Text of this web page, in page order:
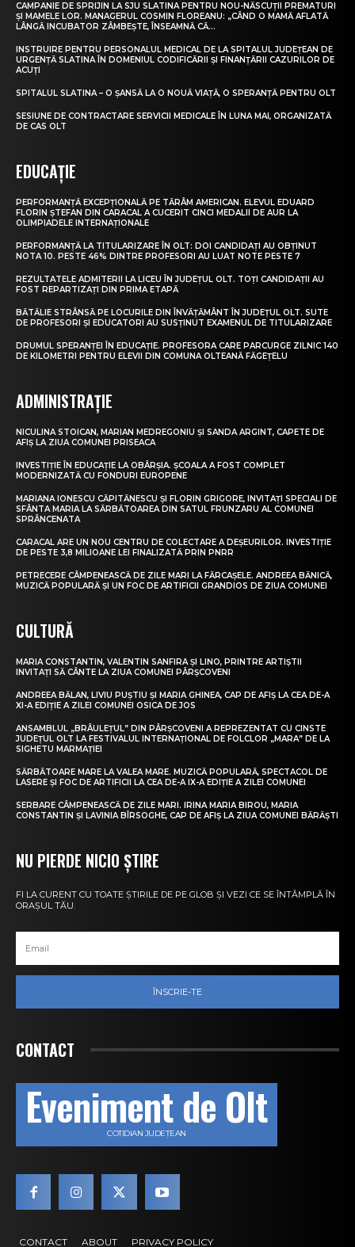
CAMPANIE DE SPRIJIN LA SJU SLATINA PENTRU NOU-NĂSCUȚII PREMATURI
ȘI MAMELE LOR. MANAGERUL COSMIN FLOREANU: „CÂND O MAMĂ AFLATĂ
LÂNGĂ INCUBATOR ZÂMBEȘTE, ÎNSEAMNĂ CĂ...
INSTRUIRE PENTRU PERSONALUL MEDICAL DE LA SPITALUL JUDEȚEAN DE
URGENȚĂ SLATINA ÎN DOMENIUL CODIFICĂRII ȘI FINANȚĂRII CAZURILOR DE
ACUȚI
SPITALUL SLATINA – O ȘANSĂ LA O NOUĂ VIAȚĂ, O SPERANȚĂ PENTRU OLT
SESIUNE DE CONTRACTARE SERVICII MEDICALE ÎN LUNA MAI, ORGANIZATĂ
DE CAS OLT
EDUCAȚIE
PERFORMANȚĂ EXCEPȚIONALĂ PE TĂRÂM AMERICAN. ELEVUL EDUARD
FLORIN ȘTEFAN DIN CARACAL A CUCERIT CINCI MEDALII DE AUR LA
OLIMPIADELE INTERNAȚIONALE
PERFORMANȚĂ LA TITULARIZARE ÎN OLT: DOI CANDIDAȚI AU OBȚINUT
NOTA 10. PESTE 46% DINTRE PROFESORI AU LUAT NOTE PESTE 7
REZULTATELE ADMITERII LA LICEU ÎN JUDEȚUL OLT. TOȚI CANDIDAȚII AU
FOST REPARTIZAȚI DIN PRIMA ETAPĂ
BĂTĂLIE STRÂNSĂ PE LOCURILE DIN ÎNVĂȚĂMÂNT ÎN JUDEȚUL OLT. SUTE
DE PROFESORI ȘI EDUCATORI AU SUSȚINUT EXAMENUL DE TITULARIZARE
DRUMUL SPERANȚEI ÎN EDUCAȚIE. PROFESORA CARE PARCURGE ZILNIC 140
DE KILOMETRI PENTRU ELEVII DIN COMUNA OLTEANĂ FĂGEȚELU
ADMINISTRAȚIE
NICULINA STOICAN, MARIAN MEDREGONIU ȘI SANDA ARGINT, CAPETE DE
AFIȘ LA ZIUA COMUNEI PRISEACA
INVESTIȚIE ÎN EDUCAȚIE LA OBÂRȘIA. ȘCOALA A FOST COMPLET
MODERNIZATĂ CU FONDURI EUROPENE
MARIANA IONESCU CĂPITĂNESCU ȘI FLORIN GRIGORE, INVITAȚI SPECIALI DE
SFÂNTA MARIA LA SĂRBĂTOAREA DIN SATUL FRUNZARU AL COMUNEI
SPRÂNCENATA
CARACAL ARE UN NOU CENTRU DE COLECTARE A DEȘEURILOR. INVESTIȚIE
DE PESTE 3,8 MILIOANE LEI FINALIZATĂ PRIN PNRR
PETRECERE CÂMPENEASCĂ DE ZILE MARI LA FĂRCAȘELE. ANDREEA BĂNICĂ,
MUZICĂ POPULARĂ ȘI UN FOC DE ARTIFICII GRANDIOS DE ZIUA COMUNEI
CULTURĂ
MARIA CONSTANTIN, VALENTIN SANFIRA ȘI LINO, PRINTRE ARTIȘTII
INVITAȚI SĂ CÂNTE LA ZIUA COMUNEI PÂRȘCOVENI
ANDREEA BĂLAN, LIVIU PUȘTIU ȘI MARIA GHINEA, CAP DE AFIȘ LA CEA DE-A
XI-A EDIȚIE A ZILEI COMUNEI OSICA DE JOS
ANSAMBLUL „BRÂULEȚUL” DIN PÂRȘCOVENI A REPREZENTAT CU CINSTE
JUDEȚUL OLT LA FESTIVALUL INTERNAȚIONAL DE FOLCLOR „MARA” DE LA
SIGHETU MARMAȚIEI
SĂRBĂTOARE MARE LA VALEA MARE. MUZICĂ POPULARĂ, SPECTACOL DE
LASERE ȘI FOC DE ARTIFICII LA CEA DE-A IX-A EDIȚIE A ZILEI COMUNEI
SERBARE CÂMPENEASCĂ DE ZILE MARI. IRINA MARIA BIROU, MARIA
CONSTANTIN ȘI LAVINIA BÎRSOGHE, CAP DE AFIȘ LA ZIUA COMUNEI BĂRĂȘTI
NU PIERDE NICIO ȘTIRE
FI LA CURENT CU TOATE ȘTIRILE DE PE GLOB ȘI VEZI CE SE ÎNTÂMPLĂ ÎN
ORAȘUL TĂU.
ÎNSCRIE-TE
CONTACT
Eveniment de Olt
COTIDIAN JUDEȚEAN
CONTACT ABOUT PRIVACY POLICY